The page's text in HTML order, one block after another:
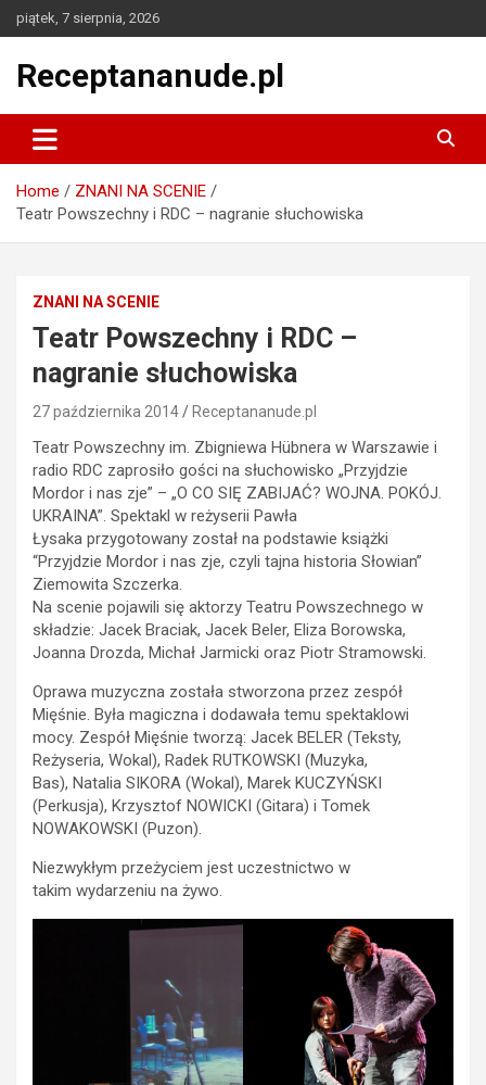
Skip
to
piątek, 7 sierpnia, 2026
Receptananude.pl
Home
ZNANI NA SCENIE
Teatr Powszechny i RDC – nagranie słuchowiska
ZNANI NA SCENIE
Teatr Powszechny i RDC –
nagranie słuchowiska
27 października 2014 Receptananude.pl
Teatr Powszechny im. Zbigniewa Hübnera w Warszawie i
radio RDC zaprosiło gości na słuchowisko „Przyjdzie
Mordor i nas zje” – „O CO SIĘ ZABIJAĆ? WOJNA. POKÓJ.
UKRAINA”. Spektakl w reżyserii Pawła
Łysaka przygotowany został na podstawie książki
“Przyjdzie Mordor i nas zje, czyli tajna historia Słowian”
Ziemowita Szczerka.
Na scenie pojawili się aktorzy Teatru Powszechnego w
składzie: Jacek Braciak, Jacek Beler, Eliza Borowska,
Joanna Drozda, Michał Jarmicki oraz Piotr Stramowski.
Oprawa muzyczna została stworzona przez zespół
Mięśnie. Była magiczna i dodawała temu spektaklowi
mocy. Zespół Mięśnie tworzą: Jacek BELER (Teksty,
Reżyseria, Wokal), Radek RUTKOWSKI (Muzyka,
Bas), Natalia SIKORA (Wokal), Marek KUCZYŃSKI
(Perkusja), Krzysztof NOWICKI (Gitara) i Tomek
NOWAKOWSKI (Puzon).
Niezwykłym przeżyciem jest uczestnictwo w
takim wydarzeniu na żywo.